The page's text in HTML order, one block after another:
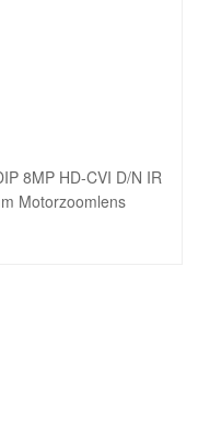
8MP HD-CVI D/N IR
Motorzoomlens